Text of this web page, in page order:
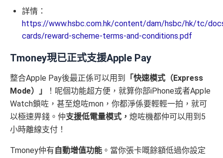
詳情：
https://www.hsbc.com.hk/content/dam/hsbc/hk/tc/
cards/reward-scheme-terms-and-conditions.pdf
Tmoney現已正式支援Apple Pay
整合Apple Pay後最正係可以用到
「快速模式（Express
Mode）」
！呢個功能超方便，就算你部iPhone或者Apple
Watch鎖咗，甚至熄咗mon，你都淨係要輕輕一拍，就可
以極速畀錢。仲支援低電量模式， 熄咗機都仲可以用到5
小時離線支付！
Tmoney仲有自動增值功能 。當你張卡嘅餘額低過你設定